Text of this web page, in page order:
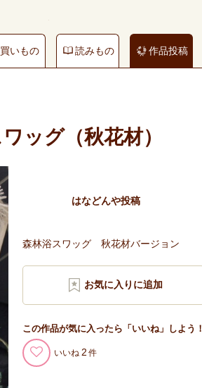
買いもの 読みもの 作品投稿
ッグ（秋花材）
はなどんや投稿
森林浴スワッグ 秋花材バージョン
この作品が気に入ったら「いいね」しよう！
いいね 2